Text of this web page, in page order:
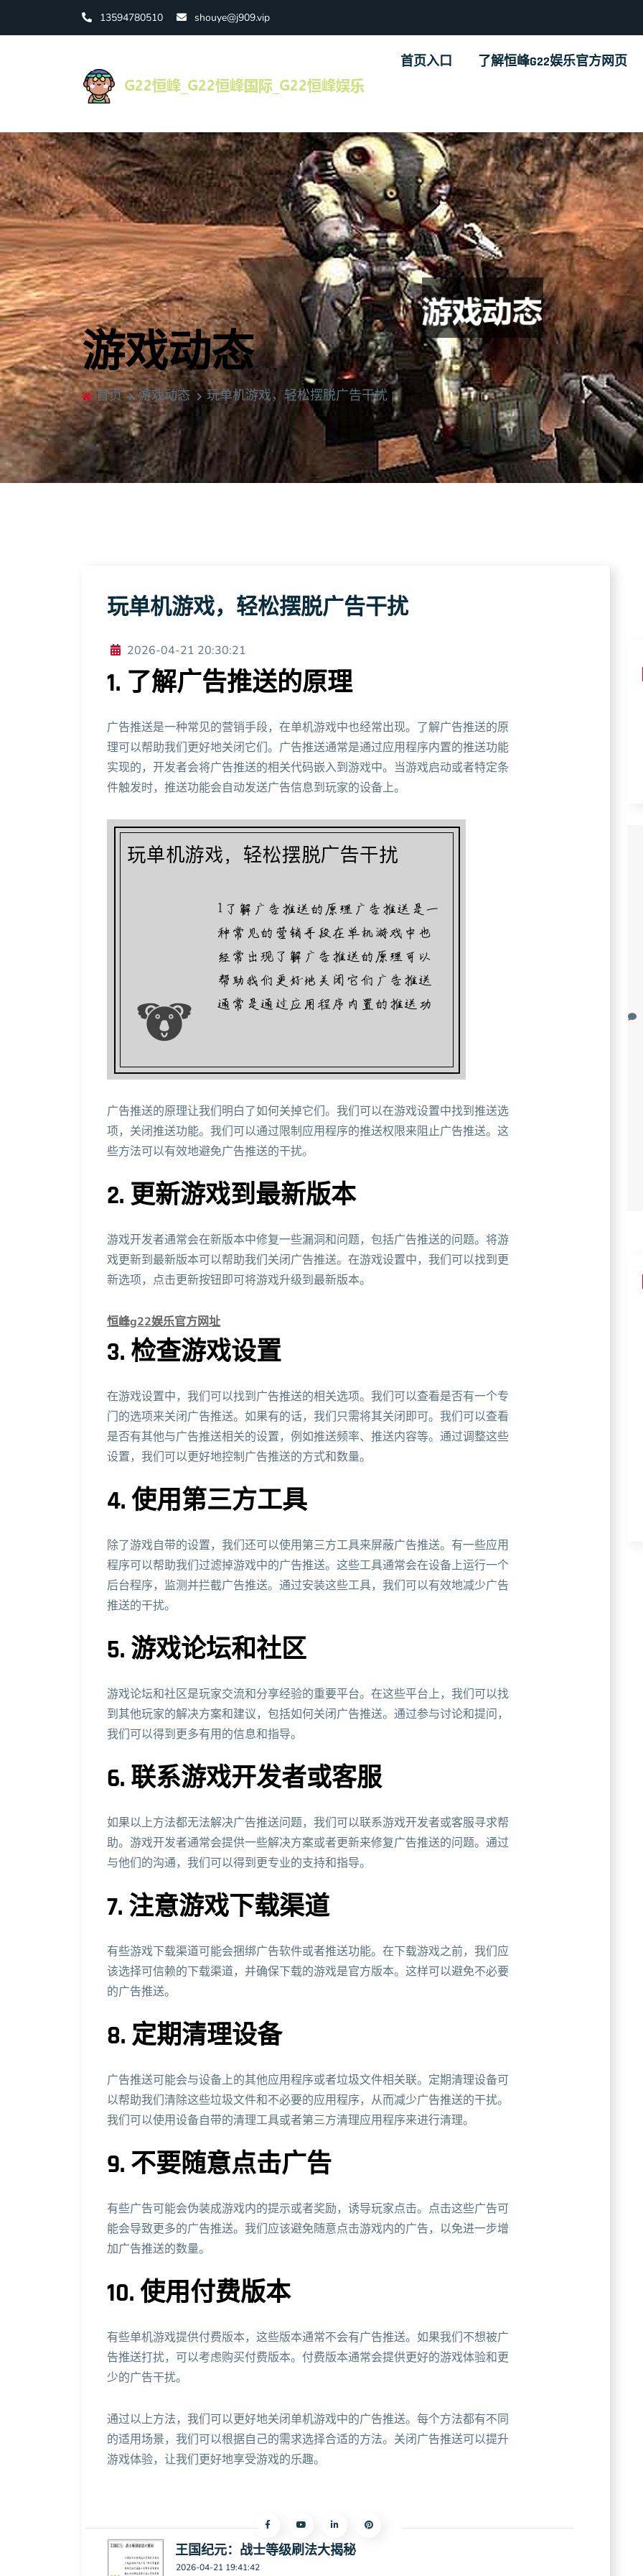
13594780510 shouye@j909.vip
首页入口 了解恒峰G22娱乐官方网页
游戏动态
首页 游戏动态 玩单机游戏，轻松摆脱广告干扰
玩单机游戏，轻松摆脱广告干扰
2026-04-21 20:30:21
1. 了解广告推送的原理
广告推送是一种常见的营销手段，在单机游戏中也经常出现。了解广告推送的原
理可以帮助我们更好地关闭它们。广告推送通常是通过应用程序内置的推送功能
实现的，开发者会将广告推送的相关代码嵌入到游戏中。当游戏启动或者特定条
件触发时，推送功能会自动发送广告信息到玩家的设备上。
广告推送的原理让我们明白了如何关掉它们。我们可以在游戏设置中找到推送选
项，关闭推送功能。我们可以通过限制应用程序的推送权限来阻止广告推送。这
些方法可以有效地避免广告推送的干扰。
2. 更新游戏到最新版本
游戏开发者通常会在新版本中修复一些漏洞和问题，包括广告推送的问题。将游
戏更新到最新版本可以帮助我们关闭广告推送。在游戏设置中，我们可以找到更
新选项，点击更新按钮即可将游戏升级到最新版本。
恒峰g22娱乐官方网址
3. 检查游戏设置
在游戏设置中，我们可以找到广告推送的相关选项。我们可以查看是否有一个专
门的选项来关闭广告推送。如果有的话，我们只需将其关闭即可。我们可以查看
是否有其他与广告推送相关的设置，例如推送频率、推送内容等。通过调整这些
设置，我们可以更好地控制广告推送的方式和数量。
4. 使用第三方工具
除了游戏自带的设置，我们还可以使用第三方工具来屏蔽广告推送。有一些应用
程序可以帮助我们过滤掉游戏中的广告推送。这些工具通常会在设备上运行一个
后台程序，监测并拦截广告推送。通过安装这些工具，我们可以有效地减少广告
推送的干扰。
5. 游戏论坛和社区
游戏论坛和社区是玩家交流和分享经验的重要平台。在这些平台上，我们可以找
到其他玩家的解决方案和建议，包括如何关闭广告推送。通过参与讨论和提问，
我们可以得到更多有用的信息和指导。
6. 联系游戏开发者或客服
如果以上方法都无法解决广告推送问题，我们可以联系游戏开发者或客服寻求帮
助。游戏开发者通常会提供一些解决方案或者更新来修复广告推送的问题。通过
与他们的沟通，我们可以得到更专业的支持和指导。
7. 注意游戏下载渠道
有些游戏下载渠道可能会捆绑广告软件或者推送功能。在下载游戏之前，我们应
该选择可信赖的下载渠道，并确保下载的游戏是官方版本。这样可以避免不必要
的广告推送。
8. 定期清理设备
广告推送可能会与设备上的其他应用程序或者垃圾文件相关联。定期清理设备可
以帮助我们清除这些垃圾文件和不必要的应用程序，从而减少广告推送的干扰。
我们可以使用设备自带的清理工具或者第三方清理应用程序来进行清理。
9. 不要随意点击广告
有些广告可能会伪装成游戏内的提示或者奖励，诱导玩家点击。点击这些广告可
能会导致更多的广告推送。我们应该避免随意点击游戏内的广告，以免进一步增
加广告推送的数量。
10. 使用付费版本
有些单机游戏提供付费版本，这些版本通常不会有广告推送。如果我们不想被广
告推送打扰，可以考虑购买付费版本。付费版本通常会提供更好的游戏体验和更
少的广告干扰。
通过以上方法，我们可以更好地关闭单机游戏中的广告推送。每个方法都有不同
的适用场景，我们可以根据自己的需求选择合适的方法。关闭广告推送可以提升
游戏体验，让我们更好地享受游戏的乐趣。
王国纪元：战士等级刷法大揭秘
2026-04-21 19:41:42